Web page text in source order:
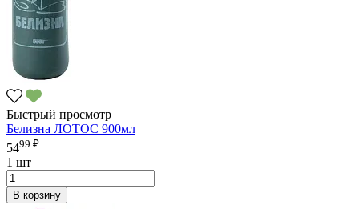
Быстрый просмотр
Белизна ЛОТОС 900мл
5499 ₽
1 шт
В корзину